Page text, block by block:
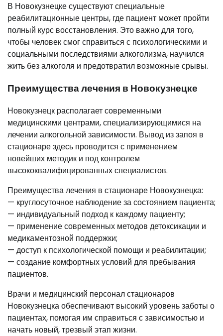
В Новокузнецке существуют специальные
реабилитационные центры, где пациент может пройти
полный курс восстановления. Это важно для того,
чтобы человек смог справиться с психологическими и
социальными последствиями алкоголизма, научился
жить без алкоголя и предотвратил возможные срывы.
Преимущества лечения в Новокузнецке
Новокузнецк располагает современными
медицинскими центрами, специализирующимися на
лечении алкогольной зависимости. Вывод из запоя в
стационаре здесь проводится с применением
новейших методик и под контролем
высококвалифицированных специалистов.
Преимущества лечения в стационаре Новокузнецка:
— круглосуточное наблюдение за состоянием пациента;
— индивидуальный подход к каждому пациенту;
— применение современных методов детоксикации и
медикаментозной поддержки;
— доступ к психологической помощи и реабилитации;
— создание комфортных условий для пребывания
пациентов.
Врачи и медицинский персонал стационаров
Новокузнецка обеспечивают высокий уровень заботы о
пациентах, помогая им справиться с зависимостью и
начать новый, трезвый этап жизни.